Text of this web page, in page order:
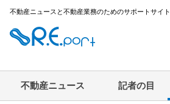
不動産ニュースと不動産業務のためのサポートサイト
不動産ニュース 記者の目